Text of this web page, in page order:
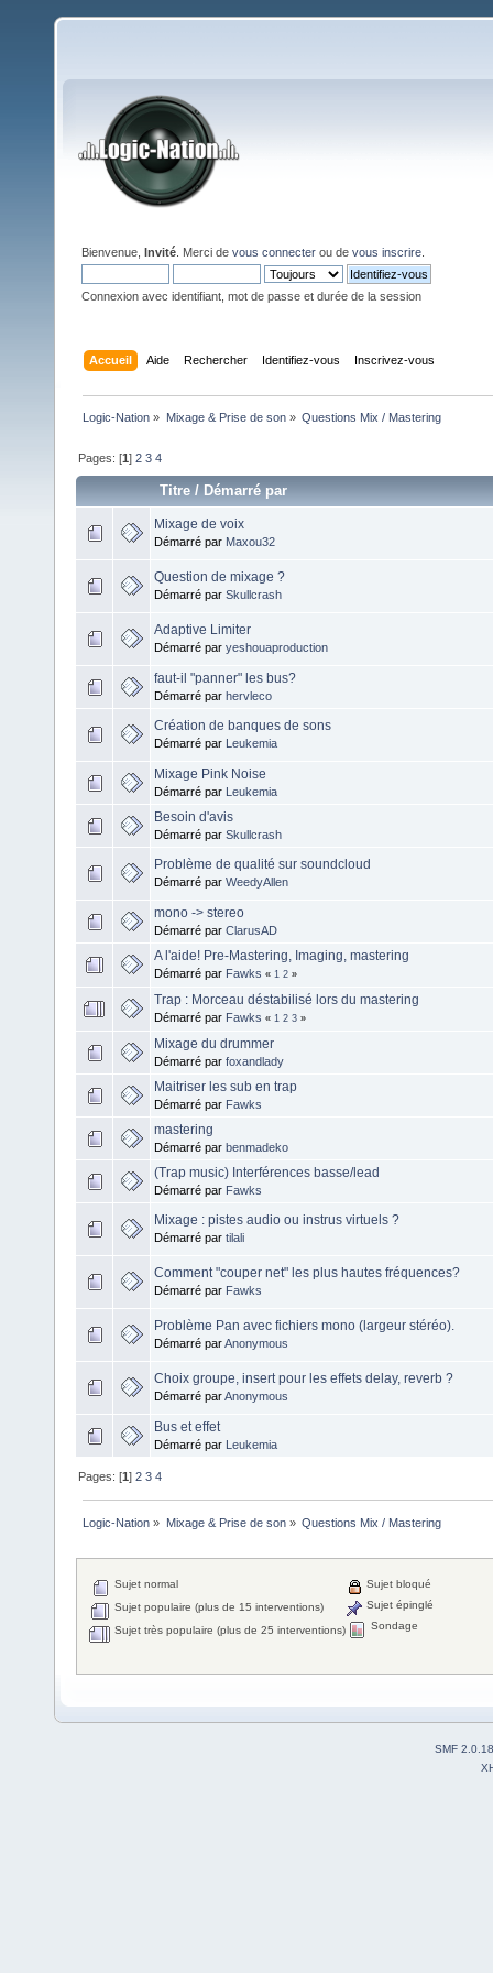
Bienvenue, Invité . Merci de vous connecter ou de vous inscrire
Connexion avec identifiant, mot de passe et durée de la session
Accueil Aide Rechercher Identifiez-vous Inscrivez-vous
Logic-Nation » Mixage & Prise de son» Questions Mix / Mastering
Pages: [1]2 3 4
Titre /Démarré par
Mixage de voix
Démarré par Maxou32
Question de mixage ?
Démarré par Skullcrash
Adaptive Limiter
Démarré par yeshouaproduction
faut-il "panner" les bus?
Démarré par hervleco
Création de banques de sons
Démarré par Leukemia
Mixage Pink Noise
Démarré par Leukemia
Besoin d'avis
Démarré par Skullcrash
Problème de qualité sur soundcloud
Démarré par WeedyAllen
mono -> stereo
Démarré par ClarusAD
A l'aide! Pre-Mastering, Imaging, mastering
Démarré par Fawks « 1 2 »
Trap : Morceau déstabilisé lors du mastering
Démarré par Fawks « 1 2 3 »
Mixage du drummer
Démarré par foxandlady
Maitriser les sub en trap
Démarré par Fawks
mastering
Démarré par benmadeko
(Trap music) Interférences basse/lead
Démarré par Fawks
Mixage : pistes audio ou instrus virtuels ?
Démarré par tilali
Comment "couper net" les plus hautes fréquences?
Démarré par Fawks
Problème Pan avec fichiers mono (largeur stéréo).
Démarré parAnonymous
Choix groupe, insert pour les effets delay, reverb ?
Démarré parAnonymous
Bus et effet
Démarré par Leukemia
Pages: [1]2 3 4
Logic-Nation » Mixage & Prise de son» Questions Mix / Mastering
Sujet normal
Sujet populaire (plus de 15 interventions)
Sujet très populaire (plus de 25 interventions)
Sujet bloqué
Sujet épinglé
Sondage
SMF 2.0.18